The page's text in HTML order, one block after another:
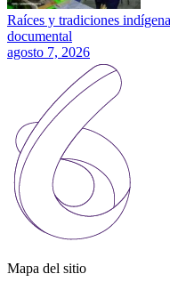
Raíces y tradiciones
documental
agosto 7, 2026
Mapa del sitio